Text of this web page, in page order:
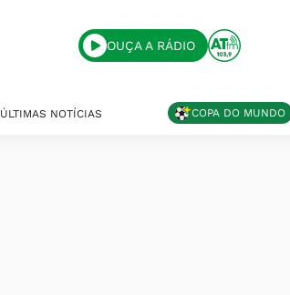
OUÇA A RÁDIO
ÚLTIMAS NOTÍCIAS COPA DO MUNDO